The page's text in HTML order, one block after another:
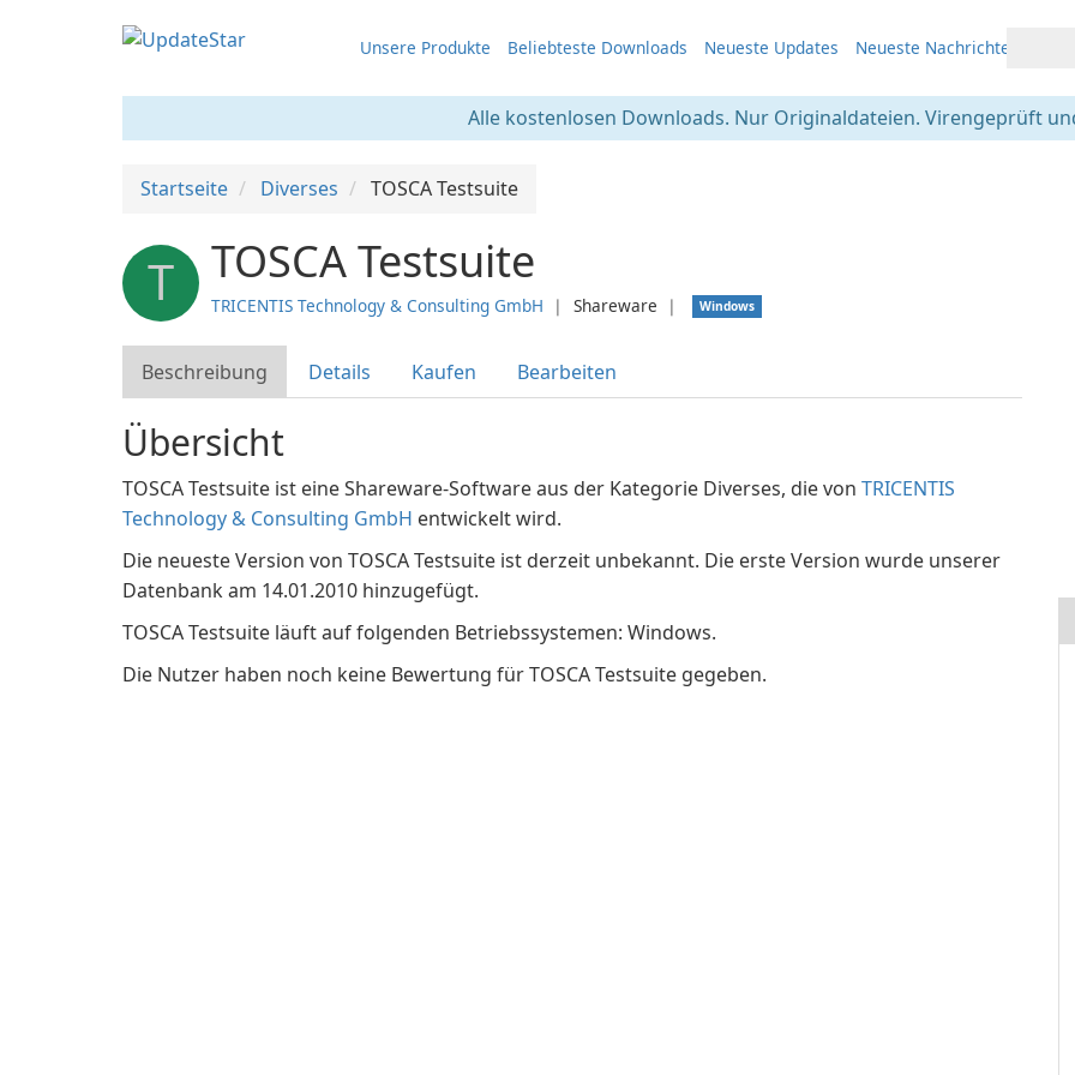
Unsere Produkte Beliebteste Downloads Neueste Updates Neueste Nachrichten
Alle kostenlosen Downloads. Nur Originaldateien. Virengeprüft
Startseite Diverses TOSCA Testsuite
T TOSCA Testsuite
TRICENTIS Technology & Consulting GmbH ❘ Shareware ❘ Windows
Beschreibung Details Kaufen Bearbeiten
Übersicht
TOSCA Testsuite ist eine Shareware-Software aus der Kategorie Diverses, die von TRICENTIS
Technology & Consulting GmbH entwickelt wird.
Die neueste Version von TOSCA Testsuite ist derzeit unbekannt. Die erste Version wurde unserer
Datenbank am 14.01.2010 hinzugefügt.
TOSCA Testsuite läuft auf folgenden Betriebssystemen: Windows.
Die Nutzer haben noch keine Bewertung für TOSCA Testsuite gegeben.